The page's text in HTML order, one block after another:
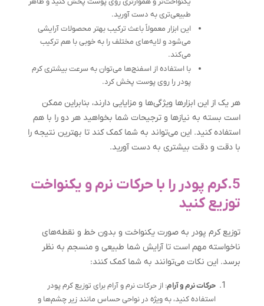
طبیعی‌تری به دست آورید.
این ابزار معمولاً باعث ترکیب بهتر محصولات آرایشی
می‌شود و لایه‌های مختلف را به خوبی با هم ترکیب
می‌کند.
با استفاده از اسفنج‌ها می‌توان به سرعت بیشتری کرم
پودر را روی پوست پخش کرد.
هر یک از این ابزارها ویژگی‌ها و مزایایی دارند، بنابراین ممکن
است بسته به نیازها و ترجیحات شما بخواهید هر دو را با هم
استفاده کنید. این می‌تواند به شما کمک کند تا بهترین نتیجه را
با دقت و دقت بیشتری به دست آورید.
5.کرم پودر را با حرکات نرم و يکنواخت
توزيع کنيد
توزیع کرم پودر به صورت یکنواخت و بدون خط و نقطه‌های
ناخواسته مهم است تا آرایش شما طبیعی و منسجم به نظر
برسد. این نکات می‌توانند به شما کمک کنند:
حرکات نرم و آرام: از حرکات نرم و آرام برای توزیع کرم پودر
استفاده کنید، به ویژه در نواحی حساس مانند زیر چشم‌ها و